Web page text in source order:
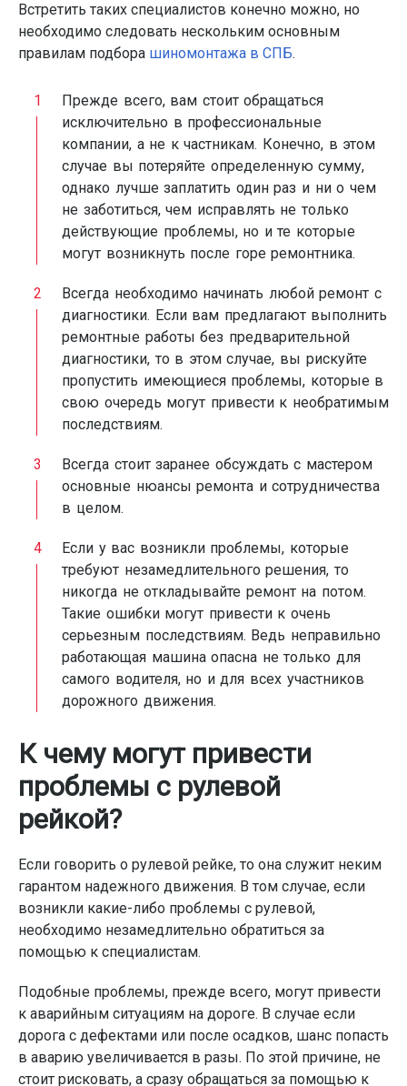
Встретить таких специалистов конечно можно, но
необходимо следовать нескольким основным
правилам подбора шиномонтажа в СПБ.
Прежде всего, вам стоит обращаться
исключительно в профессиональные
компании, а не к частникам. Конечно, в этом
случае вы потеряйте определенную сумму,
однако лучше заплатить один раз и ни о чем
не заботиться, чем исправлять не только
действующие проблемы, но и те которые
могут возникнуть после горе ремонтника.
Всегда необходимо начинать любой ремонт с
диагностики. Если вам предлагают выполнить
ремонтные работы без предварительной
диагностики, то в этом случае, вы рискуйте
пропустить имеющиеся проблемы, которые в
свою очередь могут привести к необратимым
последствиям.
Всегда стоит заранее обсуждать с мастером
основные нюансы ремонта и сотрудничества
в целом.
Если у вас возникли проблемы, которые
требуют незамедлительного решения, то
никогда не откладывайте ремонт на потом.
Такие ошибки могут привести к очень
серьезным последствиям. Ведь неправильно
работающая машина опасна не только для
самого водителя, но и для всех участников
дорожного движения.
К чему могут привести
проблемы с рулевой
рейкой?
Если говорить о рулевой рейке, то она служит неким
гарантом надежного движения. В том случае, если
возникли какие-либо проблемы с рулевой,
необходимо незамедлительно обратиться за
помощью к специалистам.
Подобные проблемы, прежде всего, могут привести
к аварийным ситуациям на дороге. В случае если
дорога с дефектами или после осадков, шанс попасть
в аварию увеличивается в разы. По этой причине, не
стоит рисковать, а сразу обращаться за помощью к